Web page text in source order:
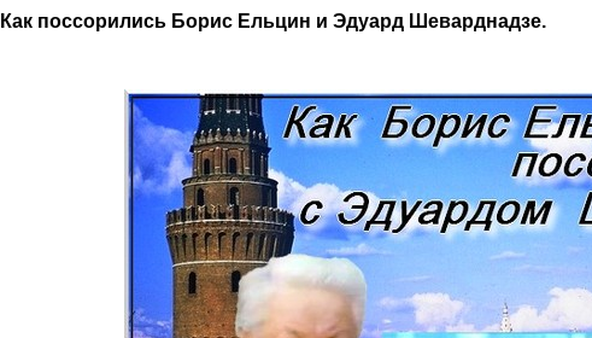
Как поссорились Борис Ельцин и Эдуард Шеварднадзе.